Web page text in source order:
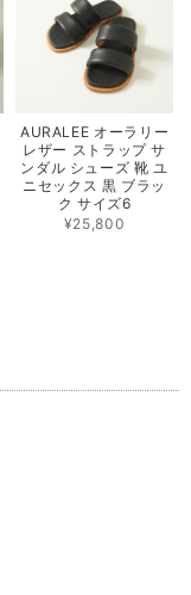
AURALEE オーラリー
レザー ストラップ サ
ンダル シューズ 靴 ユ
ニセックス 黒 ブラッ
ク サイズ6
¥25,800